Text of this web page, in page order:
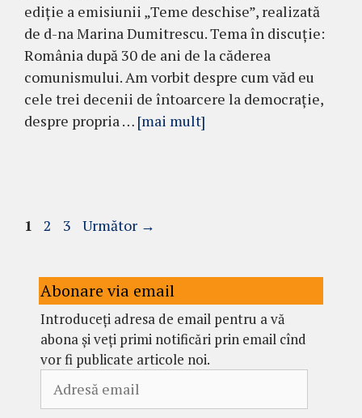
ediție a emisiunii „Teme deschise”, realizată
de d-na Marina Dumitrescu. Tema în discuție:
România după 30 de ani de la căderea
comunismului. Am vorbit despre cum văd eu
cele trei decenii de întoarcere la democrație,
despre propria … [mai mult]
Pagina
1 Pagina
2 Pagina
3 Următor →
Abonare via email
Introduceți adresa de email pentru a vă
abona și veți primi notificări prin email cînd
vor fi publicate articole noi.
email